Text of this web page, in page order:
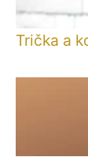
Trička a